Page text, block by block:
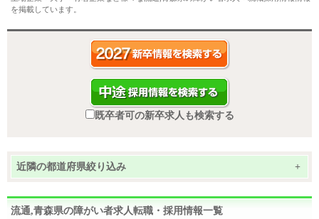
を掲載しています。
既卒者可の新卒求人も検索する
近隣の都道府県絞り込み +
流通,青森県の障がい者求人転職・採用情報一覧